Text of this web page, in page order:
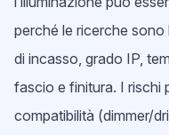
perché le ricerche
di incasso, grado IP,
fascio e finitura. I rischi
compatibilità (dimmer/